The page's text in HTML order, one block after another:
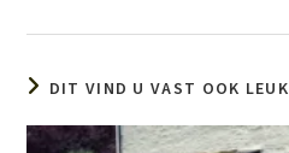
DIT VIND U VAST OOK LEUK